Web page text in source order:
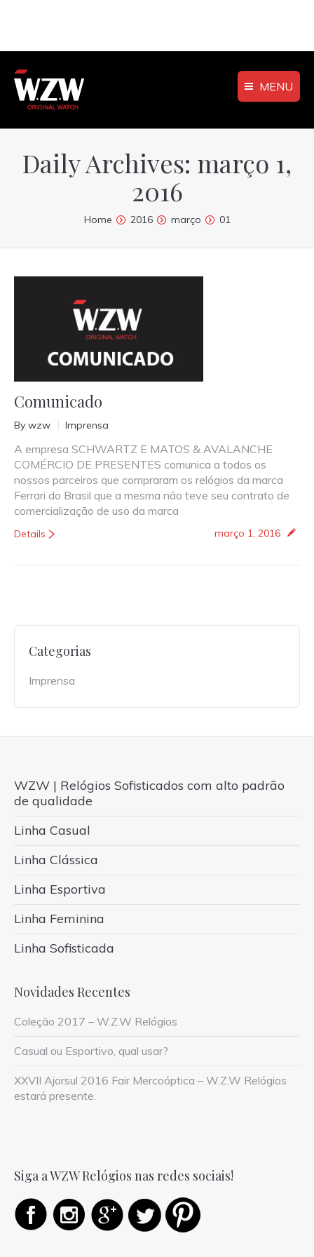
MENU
Daily Archives: março 1,
2016
Home 2016 março 01
Comunicado
By wzw Imprensa
A empresa SCHWARTZ E MATOS & AVALANCHE
COMÉRCIO DE PRESENTES comunica a todos os
nossos parceiros que compraram os relógios da marca
Ferrari do Brasil que a mesma não teve seu contrato de
comercialização de uso da marca
março 1, 2016
Details
Categorias
Imprensa
WZW | Relógios Sofisticados com alto padrão
de qualidade
Linha Casual
Linha Clássica
Linha Esportiva
Linha Feminina
Linha Sofisticada
Novidades Recentes
Coleção 2017 – W.Z.W Relógios
Casual ou Esportivo, qual usar?
XXVII Ajorsul 2016 Fair Mercoóptica – W.Z.W Relógios
estará presente.
Siga a WZW Relógios nas redes sociais!